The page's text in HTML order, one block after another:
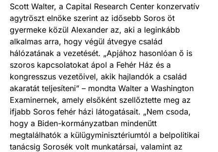
Scott Walter, a Capital Research Center konzervatív
agytröszt elnöke szerint az idősebb Soros öt
gyermeke közül Alexander az, aki a leginkább
alkalmas arra, hogy végül átvegye család
hálózatának a vezetését. „Apjához hasonlóan ő is
szoros kapcsolatokat ápol a Fehér Ház és a
kongresszus vezetőivel, akik hajlandók a család
akaratát teljesíteni” – mondta Walter a Washington
Examinernek, amely elsőként szellőztette meg az
ifjabb Soros fehér házi látogatásait. „Nem csoda,
hogy a Biden-kormányzatban mindenütt
megtalálhatók a külügyminisztériumtól a belpolitikai
tanácsig Sorosék volt munkatársai, valamint az